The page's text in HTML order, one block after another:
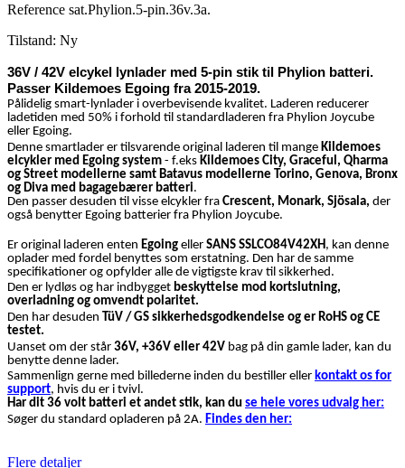
Reference sat.Phylion.5-pin.36v.3a.
Tilstand: Ny
36V / 42V elcykel lynlader med 5-pin stik til Phylion batteri.
Passer Kildemoes Egoing fra 2015-2019.
Pålidelig smart-lynlader i overbevisende kvalitet. Laderen reducerer
ladetiden med 50% i forhold til standardladeren fra Phylion Joycube
eller Egoing.
Denne smartlader er tilsvarende original laderen til mange Kildemoes
elcykler med Egoing system - f.eks Kildemoes City, Graceful, Qharma
og Street modellerne samt Batavus modellerne Torino, Genova, Bronx
og Diva med bagagebærer batteri.
Den passer desuden til visse elcykler fra Crescent, Monark, Sjösala, der
også benytter Egoing batterier fra Phylion Joycube.
Er original laderen enten Egoing eller SANS SSLCO84V42XH , kan denne
oplader med fordel benyttes som erstatning. Den har de samme
specifikationer og opfylder alle de vigtigste krav til sikkerhed.
Den er lydløs og har indbygget beskyttelse mod kortslutning,
overladning og omvendt polaritet.
Den har desuden TüV / GS sikkerhedsgodkendelse og er RoHS og CE
testet.
Uanset om der står 36V, +36V eller 42V bag på din gamle lader, kan du
benytte denne lader.
Sammenlign gerne med billederne inden du bestiller eller kontakt os for
support, hvis du er i tvivl.
Har dit 36 volt batteri et andet stik, kan du se hele vores udvalg her:
Søger du standard opladeren på 2A. Findes den her:
Flere detaljer